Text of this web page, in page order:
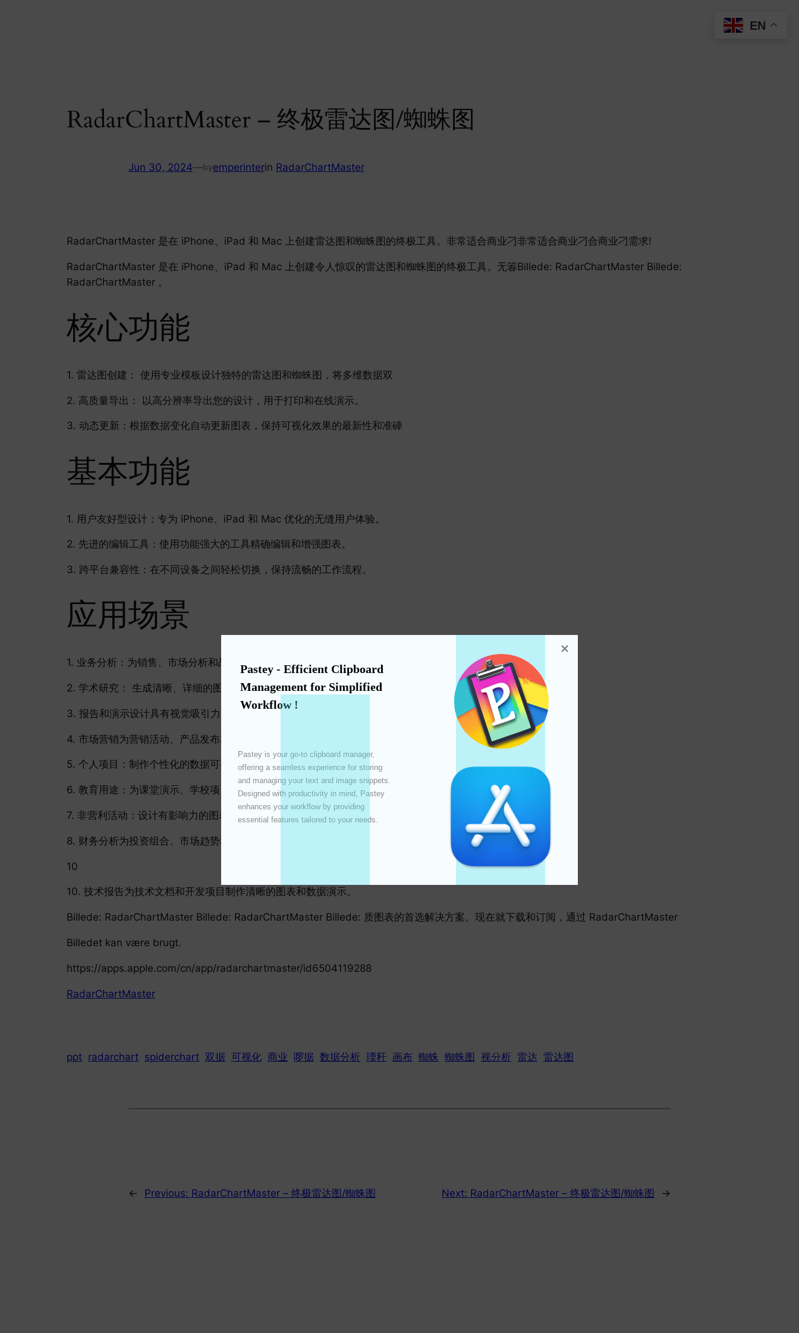
RadarChartMaster – 终极雷达图/蜘蛛图
Jun 30, 2024—byemperinterin RadarChartMaster
RadarChartMaster 是在 iPhone、iPad 和 Mac 上创建雷达图和蜘蛛图的终极工具。非常适合商业刁非常适合商业刁合商业刁需求!
RadarChartMaster 是在 iPhone、iPad 和 Mac 上创建令人惊叹的雷达图和蜘蛛图的终极工具。无箺Billede: RadarChartMaster Billede:
RadarChartMaster 。
核心功能
1. 雷达图创建： 使用专业模板设计独特的雷达图和蜘蛛图，将多维数据双
2. 高质量导出： 以高分辨率导出您的设计，用于打印和在线演示。
3. 动态更新：根据数据变化自动更新图表，保持可视化效果的最新性和准硨
基本功能
1. 用户友好型设计：专为 iPhone、iPad 和 Mac 优化的无缝用户体验。
2. 先进的编辑工具：使用功能强大的工具精确编辑和增强图表。
3. 跨平台兼容性：在不同设备之间轻松切换，保持流畅的工作流程。
应用场景
1. 业务分析：为销售、市场分析和战略决策创建专业的数据可视化。
2. 学术研究： 生成清晰、详细的图表，有效展示复杂的研究数据。
3. 报告和演示设计具有视觉吸引力的图表，提高报告和演示的专业性。
4. 市场营销为营销活动、产品发布和企业活动制作精美的视觉材料。
5. 个人项目：制作个性化的数据可视化项目，讲述您的数据故事。
6. 教育用途：为课堂演示、学校项目和教育材料制作引人入胜的可视化具具具具具具辂
7. 非营利活动：设计有影响力的图表，支持慈善活动和宣传运动。
8. 财务分析为投资组合、市场趋势和财务报告制作详细的图表。
10
10. 技术报告为技术文档和开发项目制作清晰的图表和数据演示。
Billede: RadarChartMaster Billede: RadarChartMaster Billede: 质图表的首选解决方案。现在就下载和订阅，通过 RadarChartMaster
Billedet kan være brugt.
https://apps.apple.com/cn/app/radarchartmaster/id6504119288
RadarChartMaster
ppt radarchart spiderchart 双据 可视化 商业 啰据 数据分析 瑌秆 画布 蜘蛛 蜘蛛图 视分析 雷达 雷达图
← Previous: RadarChartMaster – 终极雷达图/蜘蛛图 Next: RadarChartMaster – 终极雷达图/蜘蛛图 →
Pastey - Efficient Clipboard
Management for Simplified
Workflow !
Pastey is your go-to clipboard manager,
offering a seamless experience for storing
and managing your text and image snippets.
Designed with productivity in mind, Pastey
enhances your workflow by providing
essential features tailored to your needs.
EN